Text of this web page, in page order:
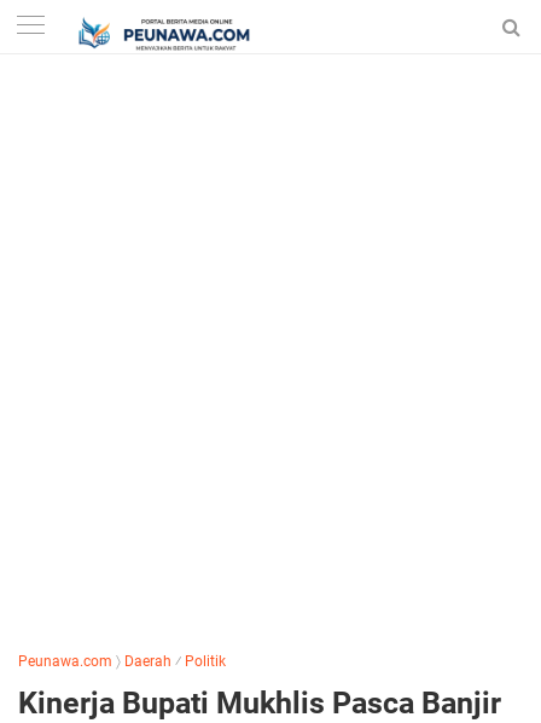
Peunawa.com 〉 Daerah ⁄ Politik
Kinerja Bupati Mukhlis Pasca Banjir